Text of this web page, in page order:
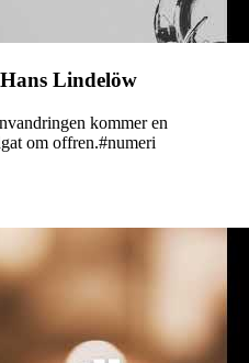
Lindelöw
kommer en
om offren.#numeri